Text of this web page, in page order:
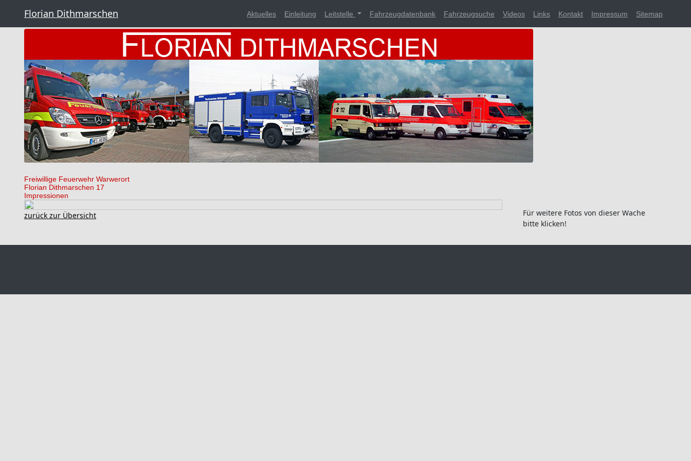
Florian Dithmarschen Aktuelles Einleitung Leitstelle Fahrzeugdatenbank Fahrzeugsuche Videos Links Kontakt Impressum Sitemap
Freiwillige Feuerwehr Warwerort
Florian Dithmarschen 17
Impressionen
zurück zur Übersicht
Für weitere Fotos von dieser Wache
bitte klicken!